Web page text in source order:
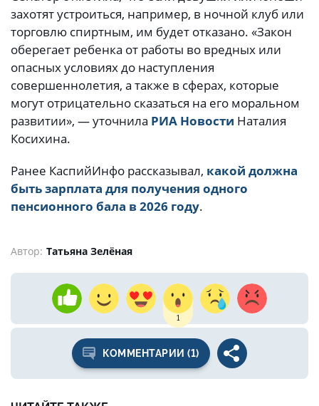
захотят устроиться, например, в ночной клуб или
торговлю спиртным, им будет отказано. «Закон
оберегает ребенка от работы во вредных или
опасных условиях до наступления
совершеннолетия, а также в сферах, которые
могут отрицательно сказаться на его моральном
развитии», — уточнила РИА Новости Наталия
Косихина.
Ранее КаспийИнфо рассказывал, какой должна
быть зарплата для получения одного
пенсионного бала в 2026 году.
Автор: Татьяна Зелёная
1
КОММЕНТАРИИ (1)